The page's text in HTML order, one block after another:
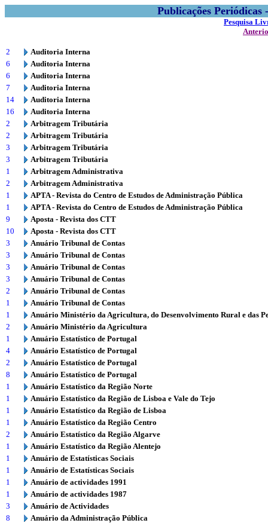
Publicações
Pesquisa
2
Auditoria Interna
6
Auditoria Interna
6
Auditoria Interna
7
Auditoria Interna
14
Auditoria Interna
16
Auditoria Interna
2
Arbitragem Tributária
2
Arbitragem Tributária
3
Arbitragem Tributária
3
Arbitragem Tributária
1
Arbitragem Administrativa
2
Arbitragem Administrativa
1
APTA - Revista do Centro de Estudos de Administração Pública
1
APTA - Revista do Centro de Estudos de Administração Pública
9
Aposta - Revista dos CTT
10
Aposta - Revista dos CTT
3
Anuário Tribunal de Contas
3
Anuário Tribunal de Contas
3
Anuário Tribunal de Contas
3
Anuário Tribunal de Contas
2
Anuário Tribunal de Contas
1
Anuário Tribunal de Contas
1
Anuário Ministério da Agricultura, do Desenvolvimento Rural e das
2
Anuário Ministério da Agricultura
1
Anuário Estatístico de Portugal
4
Anuário Estatístico de Portugal
2
Anuário Estatístico de Portugal
8
Anuário Estatístico de Portugal
1
Anuário Estatístico da Região Norte
1
Anuário Estatístico da Região de Lisboa e Vale do Tejo
1
Anuário Estatístico da Região de Lisboa
1
Anuário Estatístico da Região Centro
2
Anuário Estatístico da Região Algarve
1
Anuário Estatístico da Região Alentejo
1
Anuário de Estatísticas Sociais
1
Anuário de Estatísticas Sociais
1
Anuário de actividades 1991
1
Anuário de actividades 1987
3
Anuário de Actividades
8
Anuário da Administração Pública